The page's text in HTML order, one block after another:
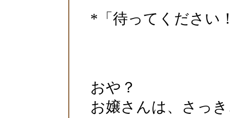
*「待ってください
おや？
お嬢さんは、さっ